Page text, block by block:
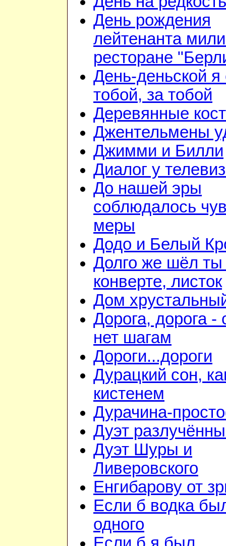
День рождения
лейтенанта
ресторане
День-деньской я
тобой, за тобой
Деревянные
Джентельмены
Джимми и Билли
Диалог у
До нашей эры
соблюдалось
меры
Додо и Белый
Долго же шёл ты
конверте, листок
Дом
Дорога, дорога -
нет шагам
Дороги...дороги
Дурацкий сон,
кистенем
Дурачина-
Дуэт
Дуэт Шуры и
Ливеровского
Енгибарову от
Если б водка
одного